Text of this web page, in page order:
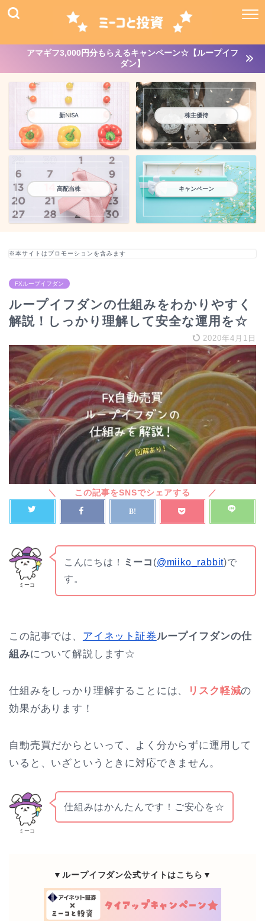
アマギフ3,000円分もらえるキャンペーン☆【ループイフ
ダン】
新NISA 株主優待
高配当株 キャンペーン
※本サイトはプロモーションを含みます
FXループイフダン
ループイフダンの仕組みをわかりやすく
解説！しっかり理解して安全な運用を☆
2020年4月1日
ミーコ
こんにちは！ ミーコ (@miiko_rabbit)で
す。
この記事では、 アイネット証券ループイフダンの仕
組みについて解説します☆
仕組みをしっかり理解することには、 リスク軽減の
効果があります！
自動売買だからといって、よく分からずに運用して
いると、いざというときに対応できません。
ミーコ
仕組みはかんたんです！ご安心を☆
▼ループイフダン公式サイトはこちら▼